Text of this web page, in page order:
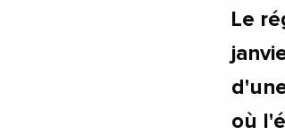
Le
où